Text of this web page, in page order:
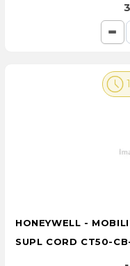
HONEYWELL -
SUPL CORD CT50-